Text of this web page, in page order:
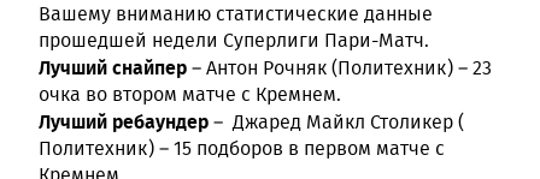
Вашему вниманию статистические данные
прошедшей недели Суперлиги Пари-Матч.
Лучший снайпер– Антон Рочняк (Политехник) – 23
очка во втором матче с Кремнем.
Лучший ребаундер– Джаред Майкл Столикер (
Политехник) – 15 подборов в первом матче с